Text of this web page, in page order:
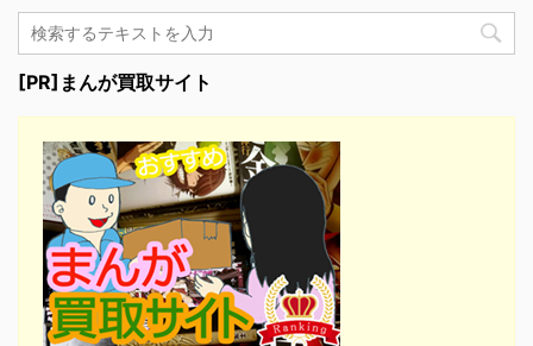
[PR]まんが買取サイト